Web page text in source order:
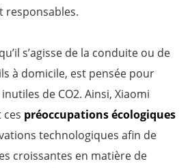
responsables.
s’agisse de la conduite ou de
à domicile, est pensée pour
de CO2. Ainsi, Xiaomi
préoccupations écologiques
technologiques afin de
croissantes en matière de